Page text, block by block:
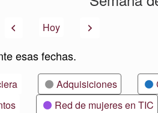
AnteriorHoy Siguiente
esas fechas.
Adquisiciones
Red de mujeres en TIC